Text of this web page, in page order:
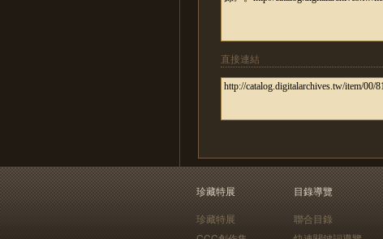
直接連結
珍藏特展
珍藏特展
目錄導覽
聯合目錄